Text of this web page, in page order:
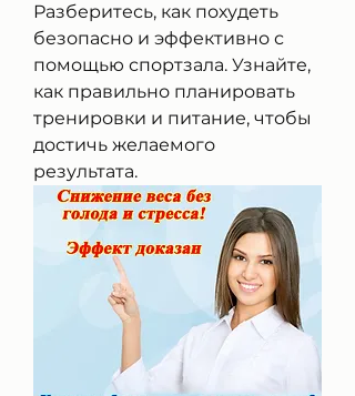
Разберитесь, как похудеть
безопасно и эффективно с
помощью спортзала. Узнайте,
как правильно планировать
тренировки и питание, чтобы
достичь желаемого
результата.